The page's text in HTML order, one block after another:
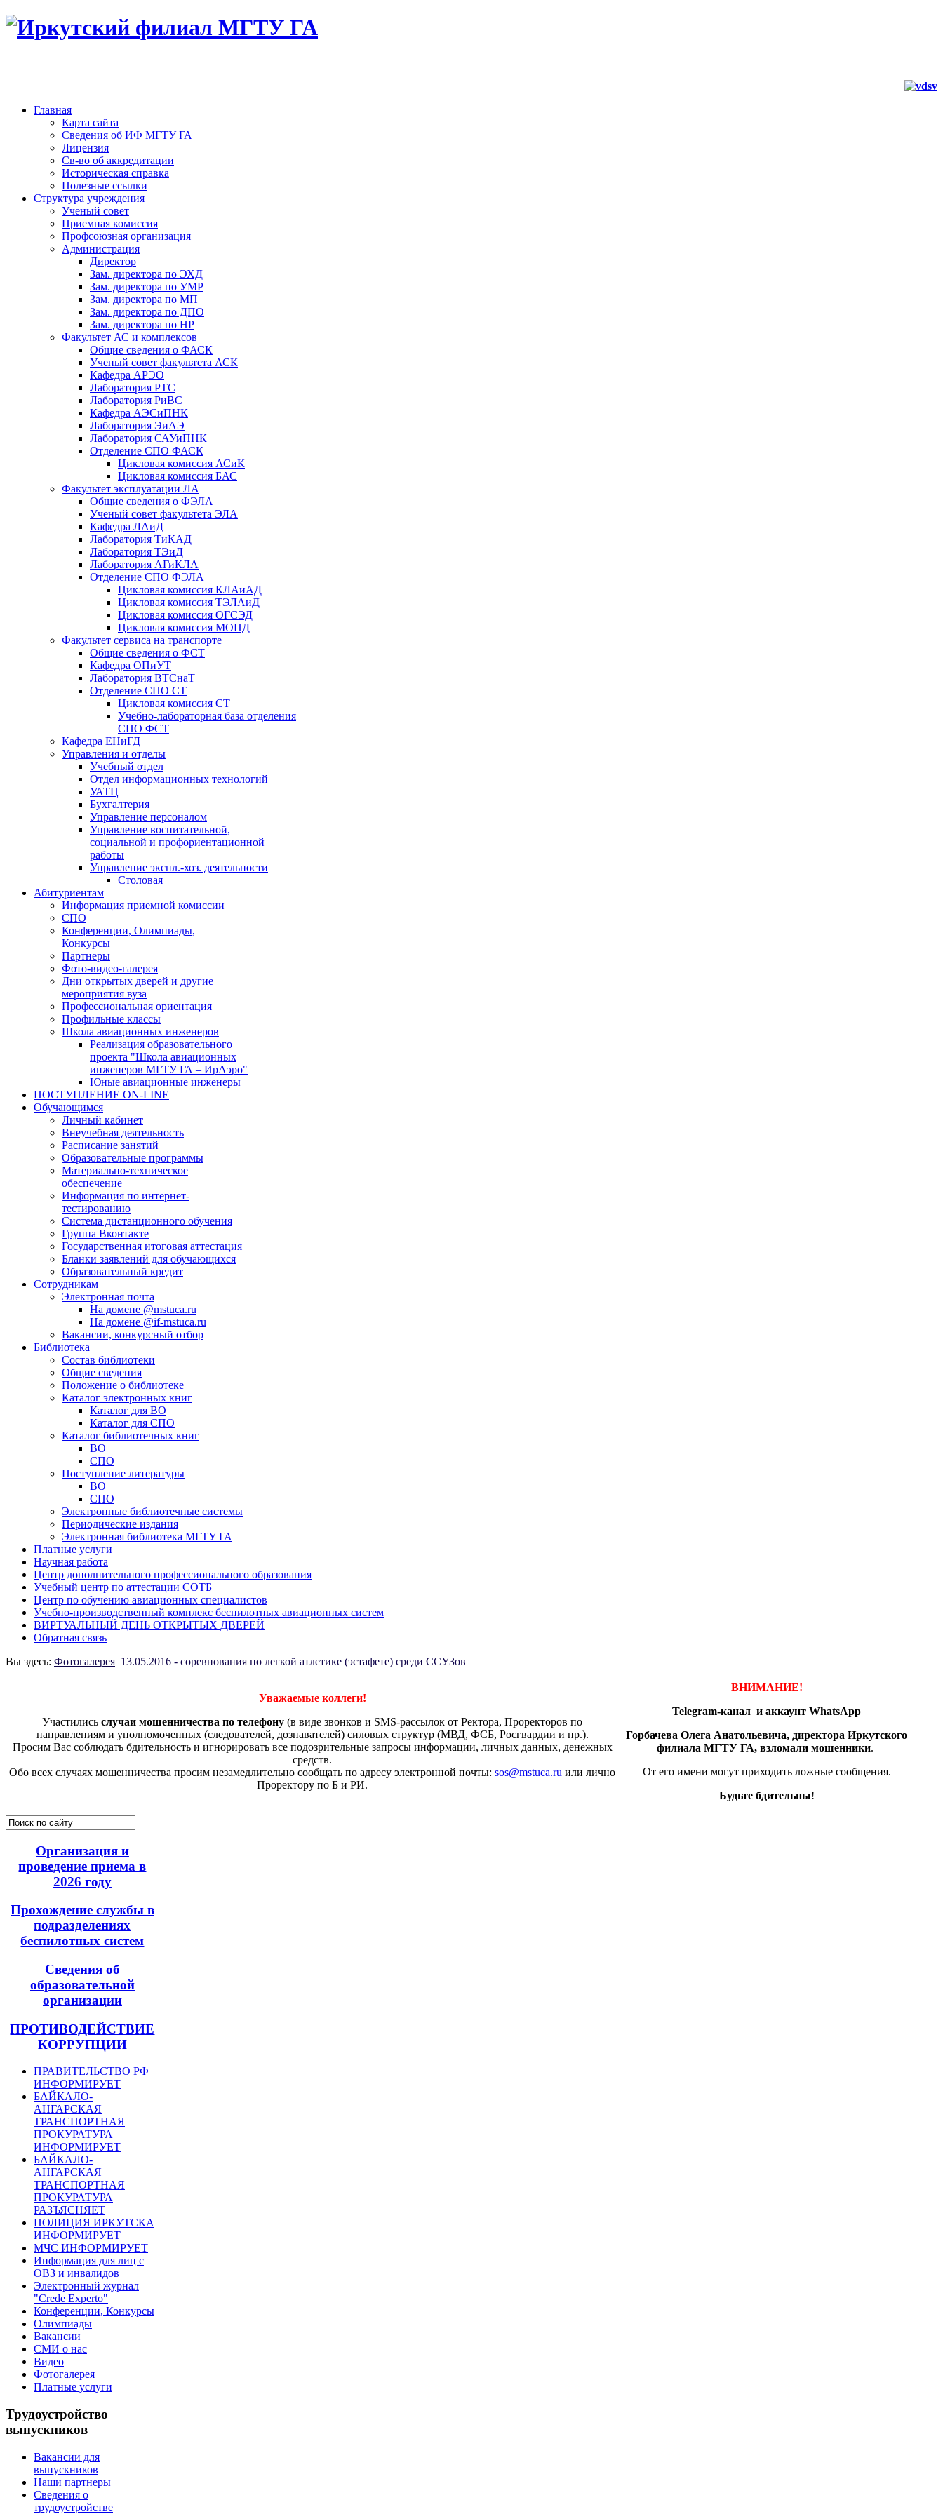
Главная
Карта сайта
Сведения об ИФ МГТУ ГА
Лицензия
Св-во об аккредитации
Историческая справка
Полезные ссылки
Структура учреждения
Ученый совет
Приемная комиссия
Профсоюзная организация
Администрация
Директор
Зам. директора по ЭХД
Зам. директора по УМР
Зам. директора по МП
Зам. директора по ДПО
Зам. директора по НР
Факультет АС и комплексов
Общие сведения о ФАСК
Ученый совет факультета АСК
Кафедра АРЭО
Лаборатория РТС
Лаборатория РиВС
Кафедра АЭСиПНК
Лаборатория ЭиАЭ
Лаборатория САУиПНК
Отделение СПО ФАСК
Цикловая комиссия АСиК
Цикловая комиссия БАС
Факультет эксплуатации ЛА
Общие сведения о ФЭЛА
Ученый совет факультета ЭЛА
Кафедра ЛАиД
Лаборатория ТиКАД
Лаборатория ТЭиД
Лаборатория АГиКЛА
Отделение СПО ФЭЛА
Цикловая комиссия КЛАиАД
Цикловая комиссия ТЭЛАиД
Цикловая комиссия ОГСЭД
Цикловая комиссия МОПД
Факультет сервиса на транспорте
Общие сведения о ФСТ
Кафедра ОПиУТ
Лаборатория ВТСнаТ
Отделение СПО СТ
Цикловая комиссия СТ
Учебно-лабораторная база отделения
СПО ФСТ
Кафедра ЕНиГД
Управления и отделы
Учебный отдел
Отдел информационных технологий
УАТЦ
Бухгалтерия
Управление персоналом
Управление воспитательной,
социальной и профориентационной
работы
Управление экспл.-хоз. деятельности
Столовая
Абитуриентам
Информация приемной комиссии
СПО
Конференции, Олимпиады,
Конкурсы
Партнеры
Фото-видео-галерея
Дни открытых дверей и другие
мероприятия вуза
Профессиональная ориентация
Профильные классы
Школа авиационных инженеров
Реализация образовательного
проекта "Школа авиационных
инженеров МГТУ ГА – ИрАэро"
Юные авиационные инженеры
ПОСТУПЛЕНИЕ ON-LINE
Обучающимся
Личный кабинет
Внеучебная деятельность
Расписание занятий
Образовательные программы
Материально-техническое
обеспечение
Информация по интернет-
тестированию
Система дистанционного обучения
Группа Вконтакте
Государственная итоговая аттестация
Бланки заявлений для обучающихся
Образовательный кредит
Сотрудникам
Электронная почта
На домене @mstuca.ru
На домене @if-mstuca.ru
Вакансии, конкурсный отбор
Библиотека
Состав библиотеки
Общие сведения
Положение о библиотеке
Каталог электронных книг
Каталог для ВО
Каталог для СПО
Каталог библиотечных книг
ВО
СПО
Поступление литературы
ВО
СПО
Электронные библиотечные системы
Периодические издания
Электронная библиотека МГТУ ГА
Платные услуги
Научная работа
Центр дополнительного профессионального образования
Учебный центр по аттестации СОТБ
Центр по обучению авиационных специалистов
Учебно-производственный комплекс беспилотных авиационных систем
ВИРТУАЛЬНЫЙ ДЕНЬ ОТКРЫТЫХ ДВЕРЕЙ
Обратная связь
Вы здесь: Фотогалерея 13.05.2016 - соревнования по легкой атлетике (эстафете) среди ССУЗов
Уважаемые коллеги!
Участились случаи мошенничества по телефону (в виде звонков и SMS-рассылок от Ректора, Проректоров по
направлениям и уполномоченных (следователей, дознавателей) силовых структур (МВД, ФСБ, Росгвардии и пр.).
Просим Вас соблюдать бдительность и игнорировать все подозрительные запросы информации, личных данных, денежных
средств.
Обо всех случаях мошенничества просим незамедлительно сообщать по адресу электронной почты: sos@mstuca.ru или лично
Проректору по Б и РИ.
ВНИМАНИЕ!
Telegram-канал и аккаунт WhatsApp
Горбачева Олега Анатольевича, директора Иркутского
филиала МГТУ ГА, взломали мошенники.
От его имени могут приходить ложные сообщения.
Будьте бдительны!
Организация и
проведение приема в
2026 году
Прохождение службы в
подразделениях
беспилотных систем
Сведения об
образовательной
организации
ПРОТИВОДЕЙСТВИЕ
КОРРУПЦИИ
ПРАВИТЕЛЬСТВО РФ
ИНФОРМИРУЕТ
БАЙКАЛО-
АНГАРСКАЯ
ТРАНСПОРТНАЯ
ПРОКУРАТУРА
ИНФОРМИРУЕТ
БАЙКАЛО-
АНГАРСКАЯ
ТРАНСПОРТНАЯ
ПРОКУРАТУРА
РАЗЪЯСНЯЕТ
ПОЛИЦИЯ ИРКУТСКА
ИНФОРМИРУЕТ
МЧС ИНФОРМИРУЕТ
Информация для лиц с
ОВЗ и инвалидов
Электронный журнал
"Crede Experto"
Конференции, Конкурсы
Олимпиады
Вакансии
СМИ о нас
Видео
Фотогалерея
Платные услуги
Трудоустройство
выпускников
Вакансии для
выпускников
Наши партнеры
Сведения о
трудоустройстве